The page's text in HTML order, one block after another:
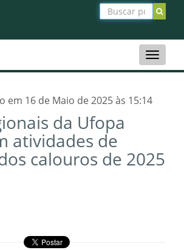
Toggle
em 16 de Maio de 2025 às 15:14
da Ufopa
atividades de
calouros de 2025